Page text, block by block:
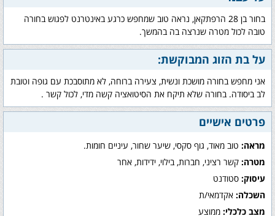
בחור בן 28 הרפתקאן, נראה טוב שמחפש כרגע באינטרנט לפגוש בחורה
טובה לכול מטרה שנרצה בה בהמשך.
על בת הזוג המבוקשת:
אני מחפש בחורה מושכת ונשית, צעירה ברוחה, לא מתוסבכת עם גופה וטובת
לב ביסודה. בחורה שלא תיקח את הסיטואציה קשה מדי, לכול קשר .
פרטים אישיים
מראה: טוב מאוד, גוף סקסי, שיער שחור, עיניים חומות.
מטרה: קשר רציני, חברות, בילוי, ידידות, אחר
עיסוק: סטודנט
השכלה: אקדמאי/ת
מצב כלכלי: ממוצע